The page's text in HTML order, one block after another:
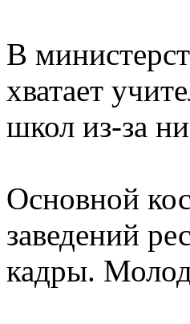
В
хватает
школ из-за
Основной
заведений
кадры.